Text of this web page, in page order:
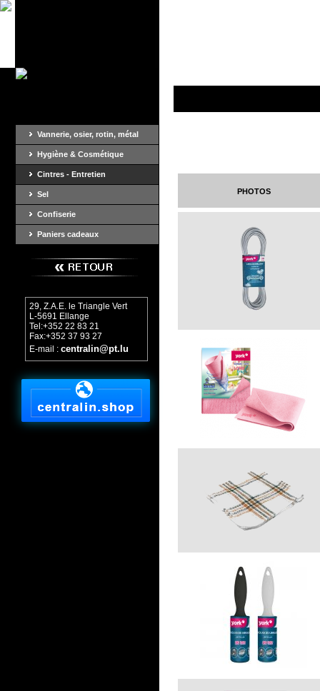
Vannerie, osier, rotin, métal
Hygiène & Cosmétique
Cintres - Entretien
Sel
Confiserie
Paniers cadeaux
29, Z.A.E. le Triangle Vert
L-5691 Ellange
Tel:+352 22 83 21
Fax:+352 37 93 27
E-mail : centralin@pt.lu
photos